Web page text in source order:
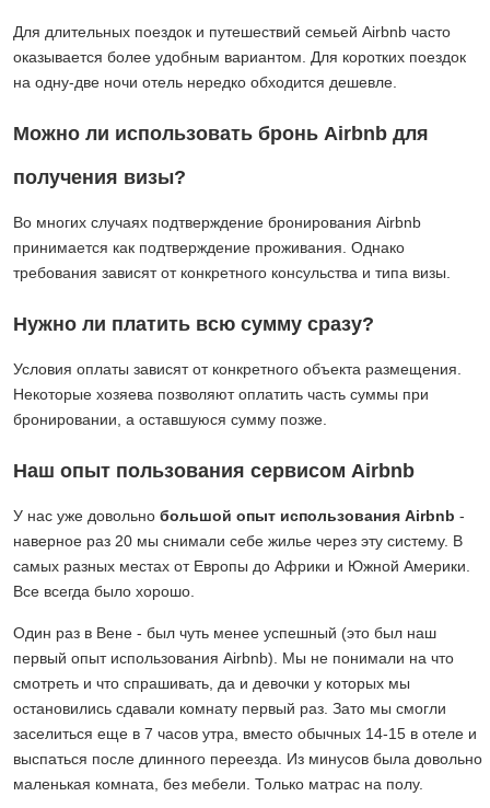
Для длительных поездок и путешествий семьей Airbnb часто
оказывается более удобным вариантом. Для коротких поездок
на одну-две ночи отель нередко обходится дешевле.
Можно ли использовать бронь Airbnb для
получения визы?
Во многих случаях подтверждение бронирования Airbnb
принимается как подтверждение проживания. Однако
требования зависят от конкретного консульства и типа визы.
Нужно ли платить всю сумму сразу?
Условия оплаты зависят от конкретного объекта размещения.
Некоторые хозяева позволяют оплатить часть суммы при
бронировании, а оставшуюся сумму позже.
Наш опыт пользования сервисом Airbnb
У нас уже довольно большой опыт использования Airbnb -
наверное раз 20 мы снимали себе жилье через эту систему. В
самых разных местах от Европы до Африки и Южной Америки.
Все всегда было хорошо.
Один раз в Вене - был чуть менее успешный (это был наш
первый опыт использования Airbnb) . Мы не понимали на что
смотреть и что спрашивать, да и девочки у которых мы
остановились сдавали комнату первый раз. Зато мы смогли
заселиться еще в 7 часов утра, вместо обычных 14-15 в отеле и
выспаться после длинного переезда. Из минусов была довольно
маленькая комната, без мебели. Только матрас на полу.